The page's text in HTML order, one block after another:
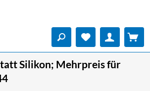
Silikon; Mehrpreis für